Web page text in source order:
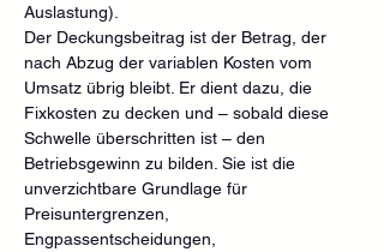
Auslastung).
Der Deckungsbeitrag ist der Betrag, der
nach Abzug der variablen Kosten vom
Umsatz übrig bleibt. Er dient dazu, die
Fixkosten zu decken und – sobald diese
Schwelle überschritten ist – den
Betriebsgewinn zu bilden. Sie ist die
unverzichtbare Grundlage für
Preisuntergrenzen,
Engpassentscheidungen,